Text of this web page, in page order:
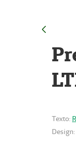
Texto:
Design: